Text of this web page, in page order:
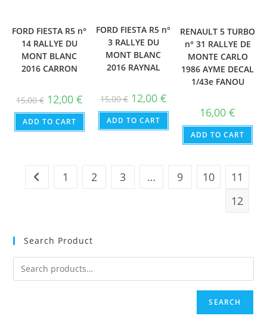
FORD FIESTA R5 n°
14 RALLYE DU
MONT BLANC
2016 CARRON
15,00€ Original
price
was:
15,00 €.
12,00 €Current
price
is:
12,00 €.
ADD TO CART
FORD FIESTA R5 n°
3 RALLYE DU
MONT BLANC
2016 RAYNAL
15,00€ Original
price
was:
15,00 €.
12,00 €Current
price
is:
ADD TO CART
RENAULT 5 TURBO
n° 31 RALLYE DE
MONTE CARLO
1986 AYME DECAL
1/43e FANOU
16,00€
ADD TO CART
1 2 3 … 9 10
11
12
Search Product
SEARCH